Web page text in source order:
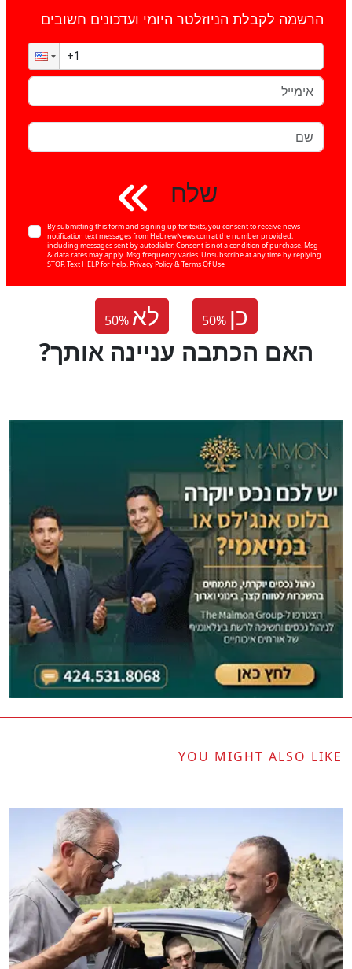
הרשמה לקבלת הניוזלטר היומי ועדכונים חשובים
שלח
By submitting this form and signing up for texts, you consent to receive news
notification text messages from HebrewNews.com at the number provided,
including messages sent by autodialer. Consent is not a condition of purchase. Msg
& data rates may apply. Msg frequency varies. Unsubscribe at any time by replying
STOP. Text HELP for help.Privacy Policy&Terms Of Use
50% לא 50% כן
?האם הכתבה עניינה אותך
YOU MIGHT ALSO LIKE